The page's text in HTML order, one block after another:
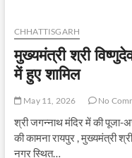
रायपुर
महिला
जेल
में
वीडियो
सिस्टम
का
शुभारंभ
CHHATTISGARH
मुख्यमंत्री श्री
में हुए शामिल
May 11, 2026 No
श्री जगन्नाथ मंदिर में की पूजा-
की कामना रायपुर , मुख्यमंत्री
नगर स्थित…